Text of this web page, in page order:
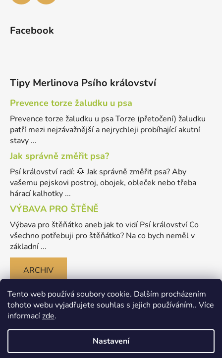
Tento web používá soubory cookie. Dalším procházením
tohoto webu vyjadřujete souhlas s jejich používáním.. Více
informacízde.
Nastavení
Facebook
Tipy Merlinova Psího království
Prevence torze žaludku u psa
Prevence torze žaludku u psa Torze (přetočení) žaludku
patří mezi nejzávažnější a nejrychleji probíhající akutní
stavy ...
Jak správně změřit psa?
Psí království radí: 🐶 Jak správně změřit psa? Aby
vašemu pejskovi postroj, obojek, obleček nebo třeba
hárací kalhotky ...
VÝBAVA PRO ŠTĚNĚ
Výbava pro štěňátko aneb jak to vidí Psí království Co
všechno potřebuji pro štěňátko? Na co bych neměl v
základní ...
ARCHIV